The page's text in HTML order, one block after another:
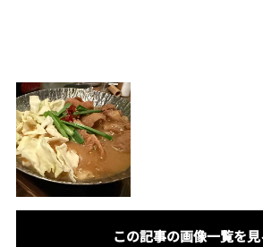
この記事の画像一覧を見